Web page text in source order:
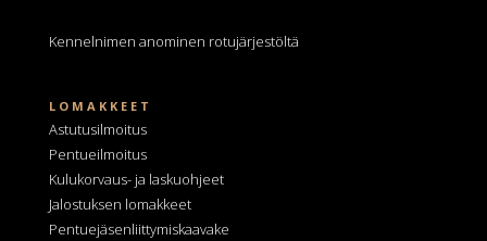
Kennelnimen anominen rotujärjestöltä
LOMAKKEET
Astutusilmoitus
Pentueilmoitus
Kulukorvaus- ja laskuohjeet
Jalostuksen lomakkeet
Pentuejäsenliittymiskaavake